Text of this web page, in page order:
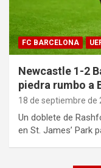
FC BARCELONA
Newcastle 1-2
piedra rumbo a
18 de septiembre de
Un doblete de
en St. James’ Park